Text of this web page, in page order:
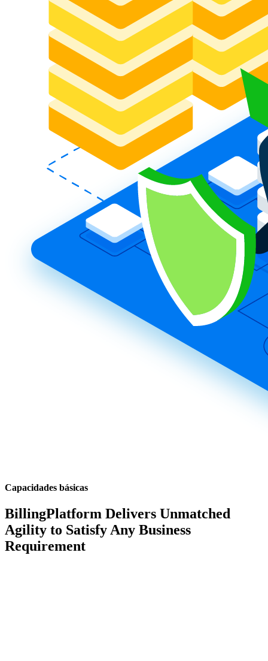
Capacidades básicas
BillingPlatform Delivers Unmatched
Agility to Satisfy Any Business
Requirement